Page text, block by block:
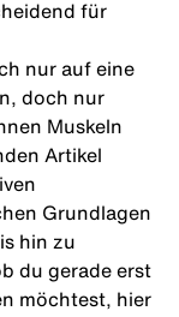
für
nur auf eine
doch nur
Muskeln
Artikel
Grundlagen
hin zu
du gerade erst
möchtest, hier